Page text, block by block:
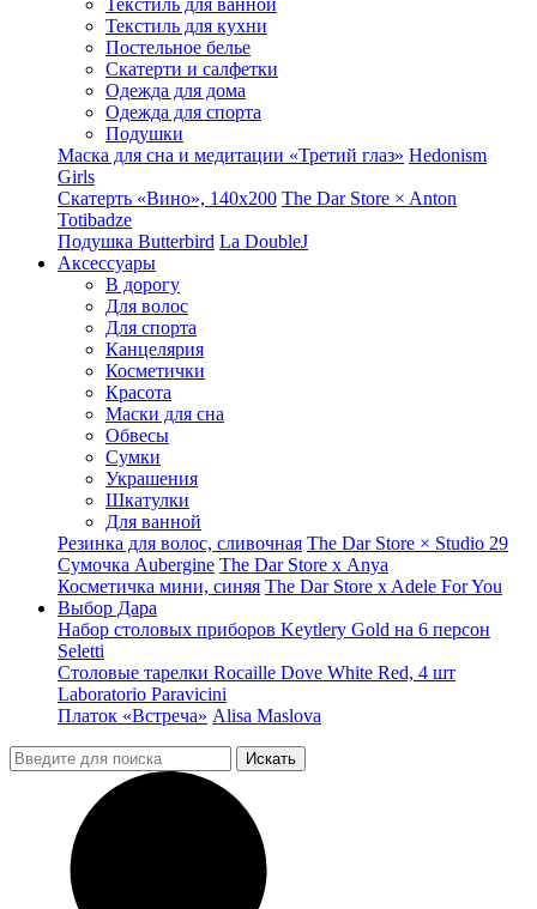
Текстиль для ванной
Текстиль для кухни
Постельное белье
Скатерти и салфетки
Одежда для дома
Одежда для спорта
Подушки
Маска для сна и медитации «Третий глаз» Hedonism
Girls
Скатерть «Вино», 140х200 The Dar Store × Anton
Totibadze
Подушка Butterbird La DoubleJ
Аксессуары
В дорогу
Для волос
Для спорта
Канцелярия
Косметички
Красота
Маски для сна
Обвесы
Сумки
Украшения
Шкатулки
Для ванной
Резинка для волос, сливочная The Dar Store × Studio 29
Сумочка Aubergine The Dar Store x Anya
Косметичка мини, синяя The Dar Store x Adele For You
Выбор Дара
Набор столовых приборов Keytlery Gold на 6 персон
Seletti
Столовые тарелки Rocaille Dove White Red, 4 шт
Laboratorio Paravicini
Платок «Встреча» Alisa Maslova